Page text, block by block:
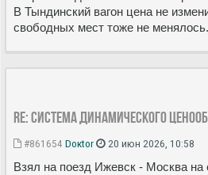
В Тындинский вагон цена не
свободных мест тоже не менялось.
Re: Система динамического
#861654 Doкtor 20 июн 2026, 10:58
Взял на поезд Ижевск - Москва на